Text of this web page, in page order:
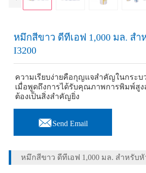
หมึกสีขาว ดีทีเอฟ 1,000 มล. ส
I3200
ความเรียบง่ายคือกุญแจสำคัญในกระบ
เมื่อพูดถึงการได้รับคุณภาพการพิมพ์สู
ต้องเป็นสิ่งสำคัญยิ่ง
Send Email
หมึกสีขาว ดีทีเอฟ 1,000 มล. สำหรับ